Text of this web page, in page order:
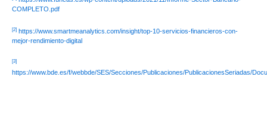
COMPLETO.pdf
[2] https://www.smartmeanalytics.com/insight/top-10-servicios-financieros-con-
mejor-rendimiento-digital
[3]
https://www.bde.es/f/webbde/SES/Secciones/Publicaciones/PublicacionesSeriadas/